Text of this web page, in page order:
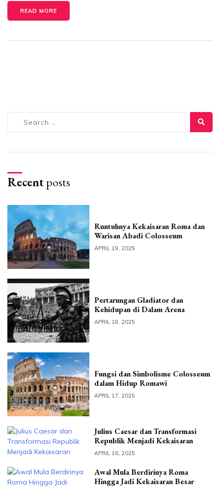
READ MORE
Recentposts
Runtuhnya Kekaisaran Roma dan
Warisan Abadi Colosseum
APRIL 19, 2025
Pertarungan Gladiator dan
Kehidupan di Dalam Arena
APRIL 18, 2025
Fungsi dan Simbolisme Colosseum
dalam Hidup Romawi
APRIL 17, 2025
Julius Caesar dan Transformasi
Republik Menjadi Kekaisaran
APRIL 16, 2025
Awal Mula Berdirinya Roma
Hingga Jadi Kekaisaran Besar